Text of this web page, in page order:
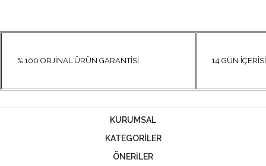
% 100 ORJİNAL ÜRÜN GARANTİSİ 14 GÜN
KURUMSAL
KATEGORİLER
ÖNERİLER